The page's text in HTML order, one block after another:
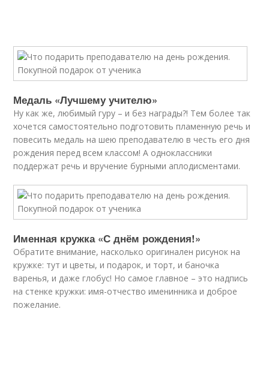
Медаль «Лучшему учителю»
Ну как же, любимый гуру – и без награды?! Тем более так
хочется самостоятельно подготовить пламенную речь и
повесить медаль на шею преподавателю в честь его дня
рождения перед всем классом! А одноклассники
поддержат речь и вручение бурными аплодисментами.
Именная кружка «С днём рождения!»
Обратите внимание, насколько оригинален рисунок на
кружке: тут и цветы, и подарок, и торт, и баночка
варенья, и даже глобус! Но самое главное – это надпись
на стенке кружки: имя-отчество именинника и доброе
пожелание.